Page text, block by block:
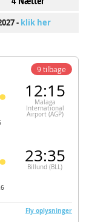
- klik her
12:15
Malaga
International
Airport (AGP)
23:35
Billund (BLL)
9 tilbage
Fly oplysninger